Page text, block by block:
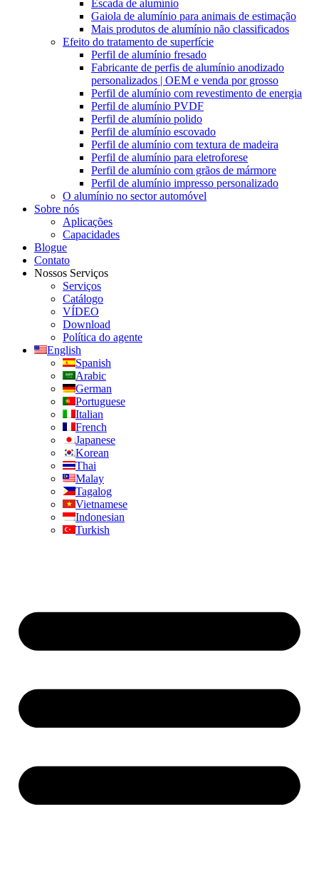
Escada de alumínio
Gaiola de alumínio para animais de estimação
Mais produtos de alumínio não classificados
Efeito do tratamento de superfície
Perfil de alumínio fresado
Fabricante de perfis de alumínio anodizado
personalizados | OEM e venda por grosso
Perfil de alumínio com revestimento de energia
Perfil de alumínio PVDF
Perfil de alumínio polido
Perfil de alumínio escovado
Perfil de alumínio com textura de madeira
Perfil de alumínio para eletroforese
Perfil de alumínio com grãos de mármore
Perfil de alumínio impresso personalizado
O alumínio no sector automóvel
Sobre nós
Aplicações
Capacidades
Blogue
Contato
Nossos Serviços
Serviços
Catálogo
VÍDEO
Download
Política do agente
English
Spanish
Arabic
German
Portuguese
Italian
French
Japanese
Korean
Thai
Malay
Tagalog
Vietnamese
Indonesian
Turkish